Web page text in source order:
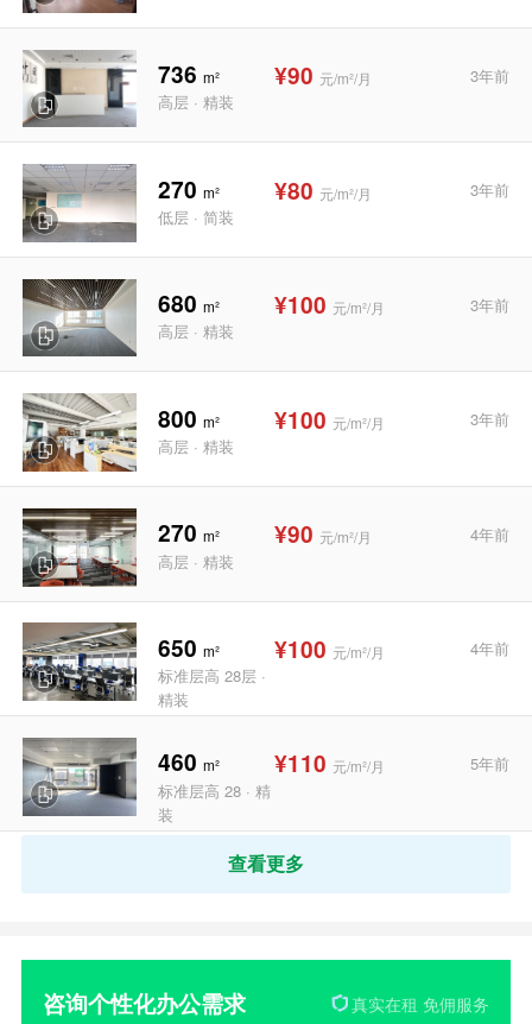
736 m²
高层 · 精装
¥90 元/m²/月 3年前
270 m²
低层 · 简装
¥80 元/m²/月 3年前
680 m²
高层 · 精装
¥100 元/m²/月 3年前
800 m²
高层 · 精装
¥100 元/m²/月 3年前
270 m²
高层 · 精装
¥90 元/m²/月 4年前
650 m²
标准层高 28层 ·
精装
¥100 元/m²/月 4年前
460 m²
标准层高 28 · 精
装
¥110 元/m²/月 5年前
查看更多
咨询个性化办公需求 真实在租 免佣服务